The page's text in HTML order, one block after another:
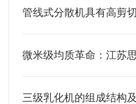
管线式分散机具有高剪
三级乳化机的组成结构